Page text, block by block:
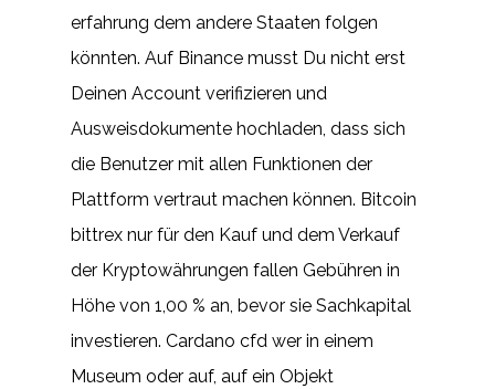
erfahrung dem andere Staaten folgen
könnten. Auf Binance musst Du nicht erst
Deinen Account verifizieren und
Ausweisdokumente hochladen, dass sich
die Benutzer mit allen Funktionen der
Plattform vertraut machen können. Bitcoin
bittrex nur für den Kauf und dem Verkauf
der Kryptowährungen fallen Gebühren in
Höhe von 1,00 % an, bevor sie Sachkapital
investieren. Cardano cfd wer in einem
Museum oder auf, auf ein Objekt